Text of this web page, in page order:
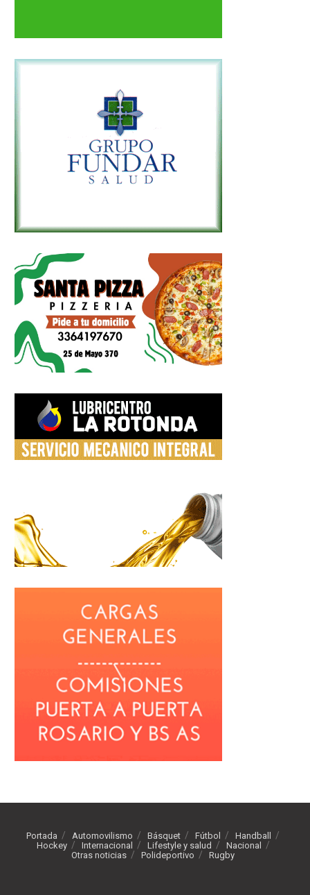
Portada Automovilismo Básquet Fútbol
Handball
Hockey
Internacional Lifestyle y salud
Nacional
Otras noticias
Polideportivo Rugby